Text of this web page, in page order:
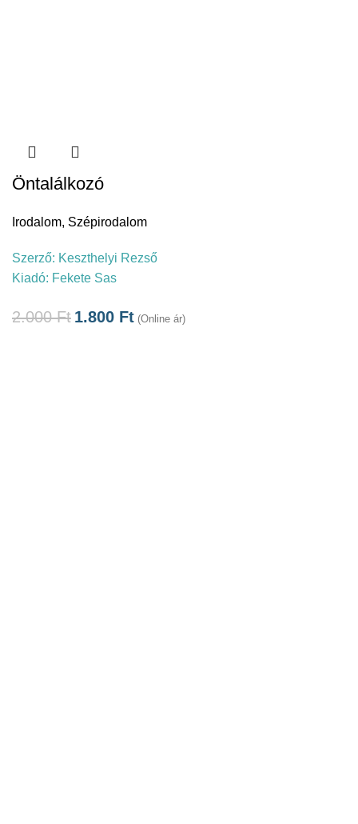
Öntalálkozó
Irodalom, Szépirodalom
Szerző: Keszthelyi Rezső
Kiadó: Fekete Sas
2.000Ft 1.800 Ft (Online ár)